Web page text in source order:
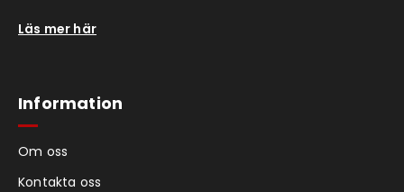
Läs mer här
Information
Om oss
Kontakta oss